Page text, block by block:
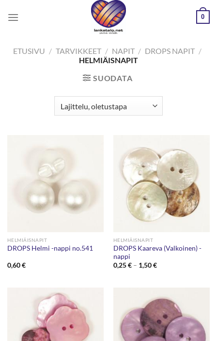
0
ETUSIVU / TARVIKKEET / NAPIT / DROPS NAPIT /
HELMIÄISNAPIT
SUODATA
HELMIÄISNAPIT
DROPS Helmi -nappi no.541
0,60€
HELMIÄISNAPIT
DROPS Kaareva (Valkoinen) -
nappi
0,25€ – 1,50€Hintaluokka: